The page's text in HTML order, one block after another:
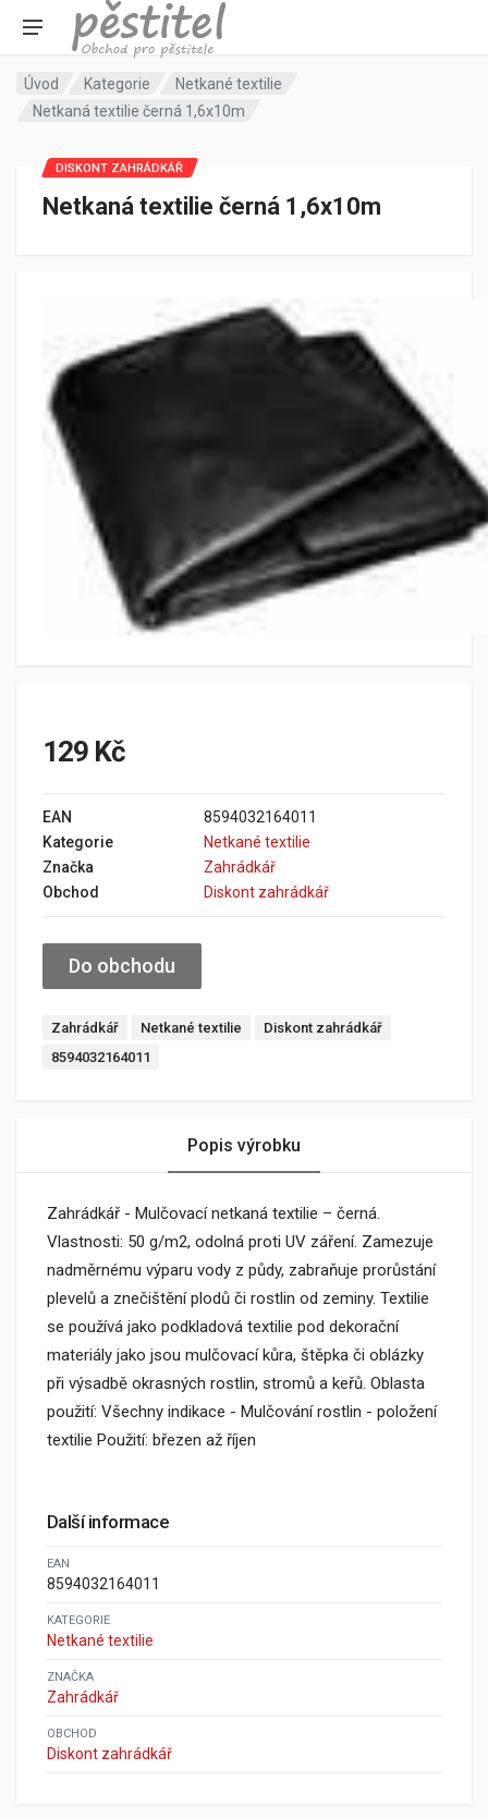
Úvod Kategorie
Netkané textilie
Netkaná textilie černá 1,6x10m
Netkaná textilie černá 1,6x10m
DISKONT ZAHRÁDKÁŘ
129 Kč
EAN
8594032164011
Kategorie
Netkané textilie
Značka
Zahrádkář
Obchod
Diskont zahrádkář
Do obchodu
Zahrádkář Netkané textilie
Diskont zahrádkář
8594032164011
Popis výrobku
Zahrádkář - Mulčovací netkaná textilie – černá.
Vlastnosti: 50 g/m2, odolná proti UV záření. Zamezuje
nadměrnému výparu vody z půdy, zabraňuje prorůstání
plevelů a znečištění plodů či rostlin od zeminy. Textilie
se používá jako podkladová textilie pod dekorační
materiály jako jsou mulčovací kůra, štěpka či oblázky
při výsadbě okrasných rostlin, stromů a keřů. Oblasta
použití: Všechny indikace - Mulčování rostlin - položení
textilie Použití: březen až říjen
Další informace
EAN
8594032164011
KATEGORIE
Netkané textilie
ZNAČKA
Zahrádkář
OBCHOD
Diskont zahrádkář